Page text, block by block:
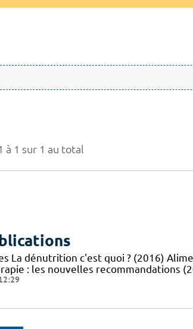
à 1 sur 1 au total
La dénutrition c'est quoi ? (2016)
: les nouvelles recommandations